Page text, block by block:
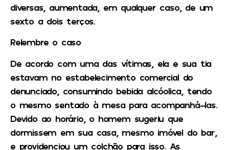
diversas, aumentada, em qualquer caso, de um
sexto a dois terços.
Relembre o caso
De acordo com uma das vítimas, ela e sua tia
estavam no estabelecimento comercial do
denunciado, consumindo bebida alcóolica, tendo
o mesmo sentado à mesa para acompanhá-las.
Devido ao horário, o homem sugeriu que
dormissem em sua casa, mesmo imóvel do bar,
e providenciou um colchão para isso. As